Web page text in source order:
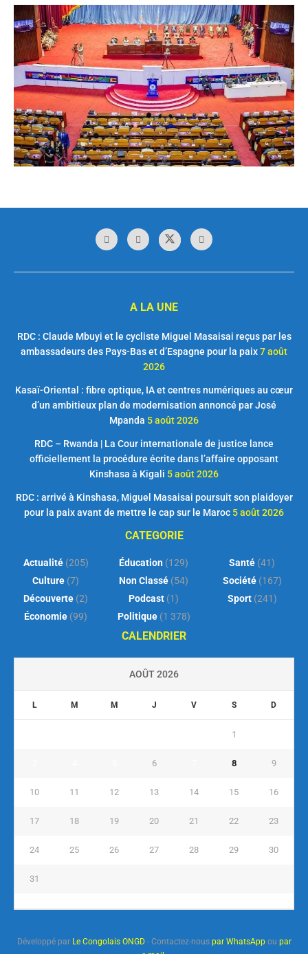
A LA UNE
RDC : Claude Mbuyi et le cycliste Miguel Masaisai reçus par les
ambassadeurs des Pays-Bas et d’Espagne pour la paix7 août
2026
Kasaï-Oriental : fibre optique, IA et centres numériques au cœur
d’un ambitieux plan de modernisation annoncé par José
Mpanda 5 août 2026
RDC – Rwanda | La Cour internationale de justice lance
officiellement la procédure écrite dans l’affaire opposant
Kinshasa à Kigali 5 août 2026
RDC : arrivé à Kinshasa, Miguel Masaisai poursuit son plaidoyer
pour la paix avant de mettre le cap sur le Maroc 5 août 2026
CATEGORIE
Actualité(205)
Culture (7)
Découverte (2)
Économie (99)
Éducation (129)
Non Classé (54)
Podcast (1)
Politique(1 378)
Santé (41)
Société(167)
Sport(241)
CALENDRIER
AOÛT 2026
L M M J V S D
1
6 8 9
10 11 12 13 14 15 16
17 18 19 20 21 22 23
24 25 26 27 28 29 30
31
Développé par Le Congolais ONGD- Contactez-nous par WhatsAppou par